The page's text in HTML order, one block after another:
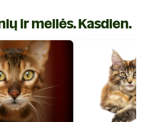
ir meilės. Kasdien.